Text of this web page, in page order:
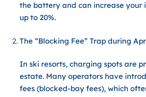
the battery and can increase your
up to 20%.
The “Blocking Fee” Trap during
In ski resorts, charging spots are
estate. Many operators have
fees (blocked-bay fees), which